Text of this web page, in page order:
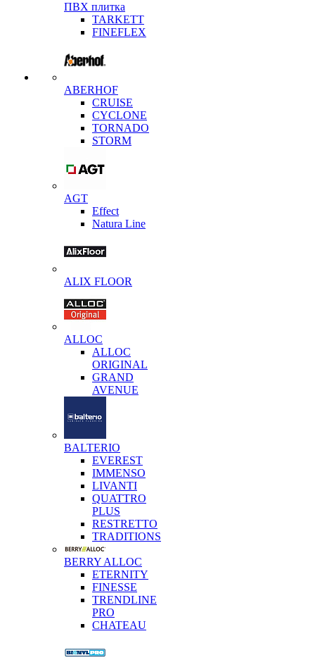
ПВХ плитка
TARKETT
FINEFLEX
ABERHOF
CRUISE
CYCLONE
TORNADO
STORM
AGT
Effect
Natura Line
ALIX FLOOR
ALLOC
ALLOC
ORIGINAL
GRAND
AVENUE
BALTERIO
EVEREST
IMMENSO
LIVANTI
QUATTRO
PLUS
RESTRETTO
TRADITIONS
BERRY ALLOC
ETERNITY
FINESSE
TRENDLINE
PRO
CHATEAU